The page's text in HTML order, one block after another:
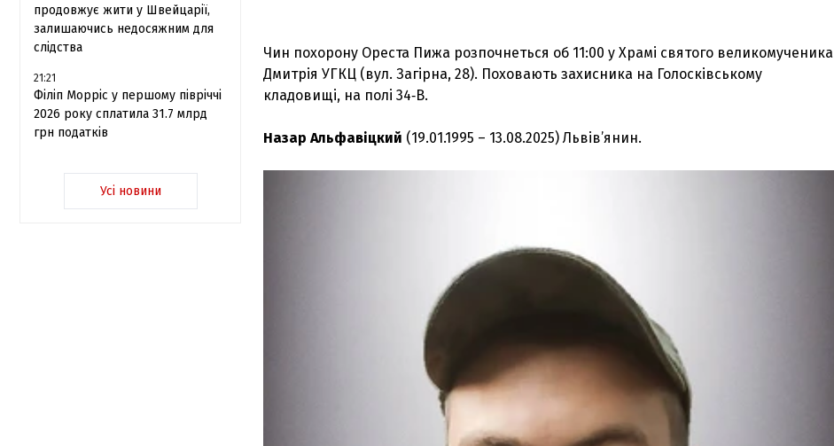
продовжує жити у Швейцарії,
залишаючись недосяжним для
слідства
21:21
Філіп Морріс у першому півріччі
2026 року сплатила 31.7 млрд
грн податків
Усі новини
Чин похорону Ореста Пижа розпочнеться об 11:00 у Храмі святого великомученика
Дмитрія УГКЦ (вул. Загірна, 28). Поховають захисника на Голосківському
кладовищі, на полі 34‑В.
Назар Альфавіцкий (19.01.1995 – 13.08.2025) Львів’янин.
З'явилося відео знищеного ворожого Су-35